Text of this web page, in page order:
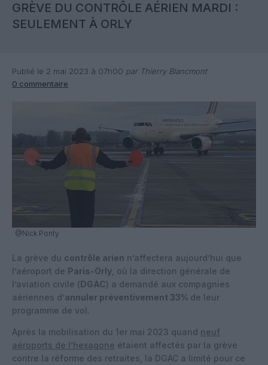
GRÈVE DU CONTRÔLE AÉRIEN MARDI :
SEULEMENT À ORLY
Publié le 2 mai 2023 à 07h00 par Thierry Blancmont
0 commentaire
@Nick Ponty
La grève du contrôle arien n’affectera aujourd’hui que
l’aéroport de Paris-Orly , où la direction générale de
l’aviation civile (DGAC) a demandé aux compagnies
aériennes d’annuler préventivement 33% de leur
programme de vol.
Après la mobilisation du 1er mai 2023 quand neuf
aéroports de l’hexagone étaient affectés par la grève
contre la réforme des retraites, la DGAC a limité pour ce